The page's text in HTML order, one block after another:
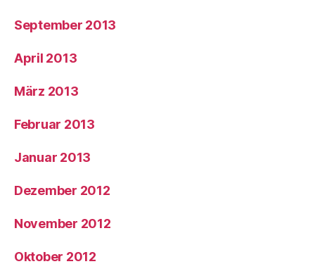
September 2013
April 2013
März 2013
Februar 2013
Januar 2013
Dezember 2012
November 2012
Oktober 2012